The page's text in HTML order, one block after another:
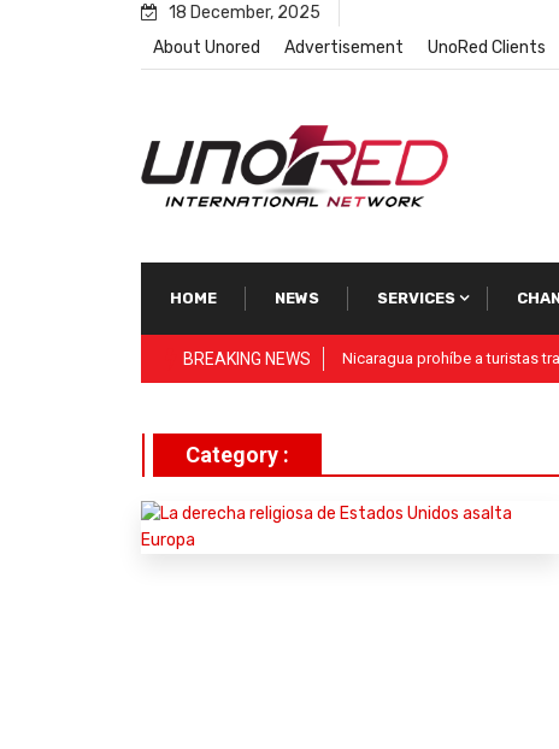
18 December, 2025
About Unored
Advertisement UnoRed Clients
HOME NEWS SERVICES
BREAKING NEWS Vida Visión Network
Category :